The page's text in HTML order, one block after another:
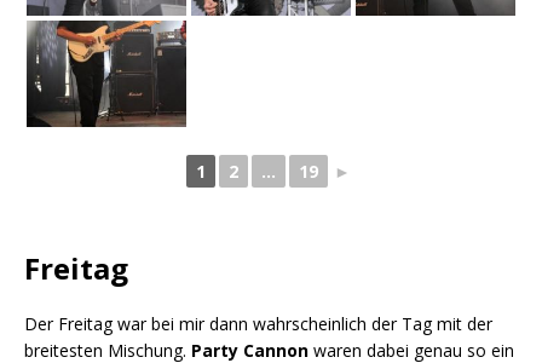
1 2 ... 19 ►
Freitag
Der Freitag war bei mir dann wahrscheinlich der Tag mit der
breitesten Mischung. Party Cannon waren dabei genau so ein